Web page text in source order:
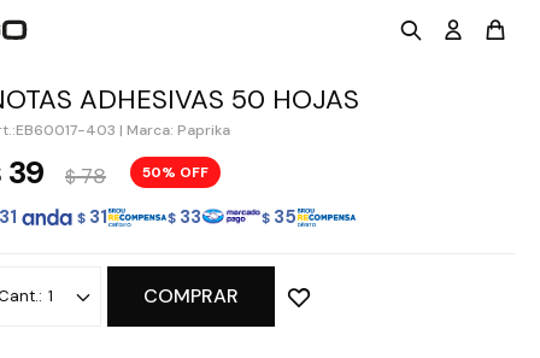
ADHESIVAS 50 HOJAS
EB60017-403 | Marca: Paprika
39 $ 78 50
31 $ 31 $ 33 $ 35
1 COMPRAR